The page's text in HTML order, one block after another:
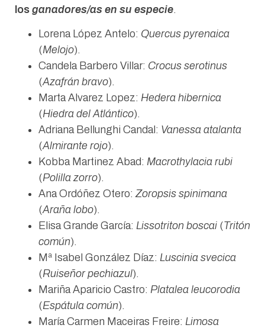
los ganadores/as en su especie.
Lorena López Antelo: Quercus pyrenaica
(Melojo).
Candela Barbero Villar: Crocus serotinus
(Azafrán bravo).
Marta Alvarez Lopez: Hedera hibernica
(Hiedra del Atlántico).
Adriana Bellunghi Candal: Vanessa atalanta
(Almirante rojo).
Kobba Martinez Abad: Macrothylacia rubi
(Polilla zorro).
Ana Ordóñez Otero: Zoropsis spinimana
(Araña lobo).
Elisa Grande García: Lissotriton boscai (Tritón
común).
Mª Isabel González Díaz: Luscinia svecica
(Ruiseñor pechiazul).
Mariña Aparicio Castro: Platalea leucorodia
(Espátula común).
María Carmen Maceiras Freire: Limosa